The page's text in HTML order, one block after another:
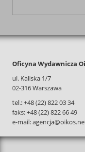
Oficyna Wydawnicza
ul. Kaliska 1/7
02-316 Warszawa
tel.: +48 (22) 822 03 34
faks: +48 (22) 822 66 49
e-mail: